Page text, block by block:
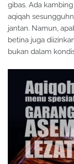
gibas. Ada
aqiqah
jantan. Namun,
betina juga
bukan dalam